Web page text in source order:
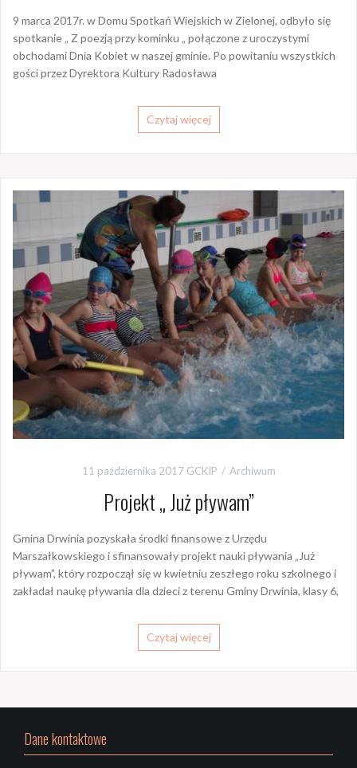
9 marca 2017r. w Domu Spotkań Wiejskich w Zielonej, odbyło się
spotkanie „ Z poezją przy kominku „ połączone z uroczystymi
obchodami Dnia Kobiet w naszej gminie. Po powitaniu wszystkich
gości przez Dyrektora Kultury Radosława
Czytaj więcej
11 października 2017 GCKIP Archiwum
Projekt „ Już pływam”
Gmina Drwinia pozyskała środki finansowe z Urzędu
Marszałkowskiego i sfinansowały projekt nauki pływania „Już
pływam”, który rozpoczął się w kwietniu zeszłego roku szkolnego i
zakładał naukę pływania dla dzieci z terenu Gminy Drwinia, klasy 6,
Czytaj więcej
Dane kontaktowe